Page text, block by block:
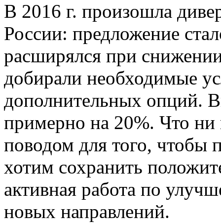
В 2016 г. произошла
России: предложение
расширялся при
добирали необходимые
дополнительных опций.
примерно на 20%. Что ни
поводом для того, чтобы
хотим сохранить
активная работа по
новых направлений.